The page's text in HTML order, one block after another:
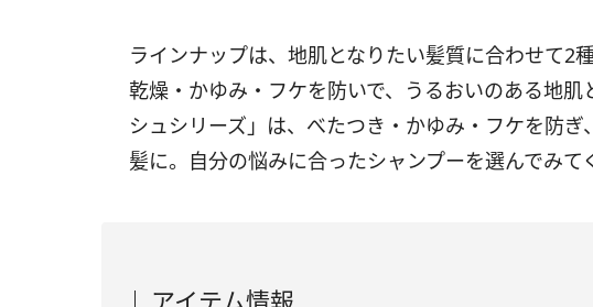
ラインナップは、地肌となりたい髪質に合わせて2
乾燥・かゆみ・フケを防いで、うるおいのある地
シュシリーズ」は、べたつき・かゆみ・フケを防
髪に。自分の悩みに合ったシャンプーを選んでみて